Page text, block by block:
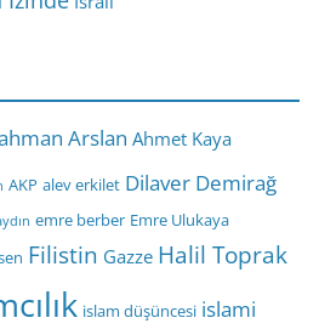
Arslan Ahmet Kaya
AKP alev erkilet Dilaver Demirağ
emre berber Emre Ulukaya
Filistin Gazze Halil Toprak
islam düşüncesi islami